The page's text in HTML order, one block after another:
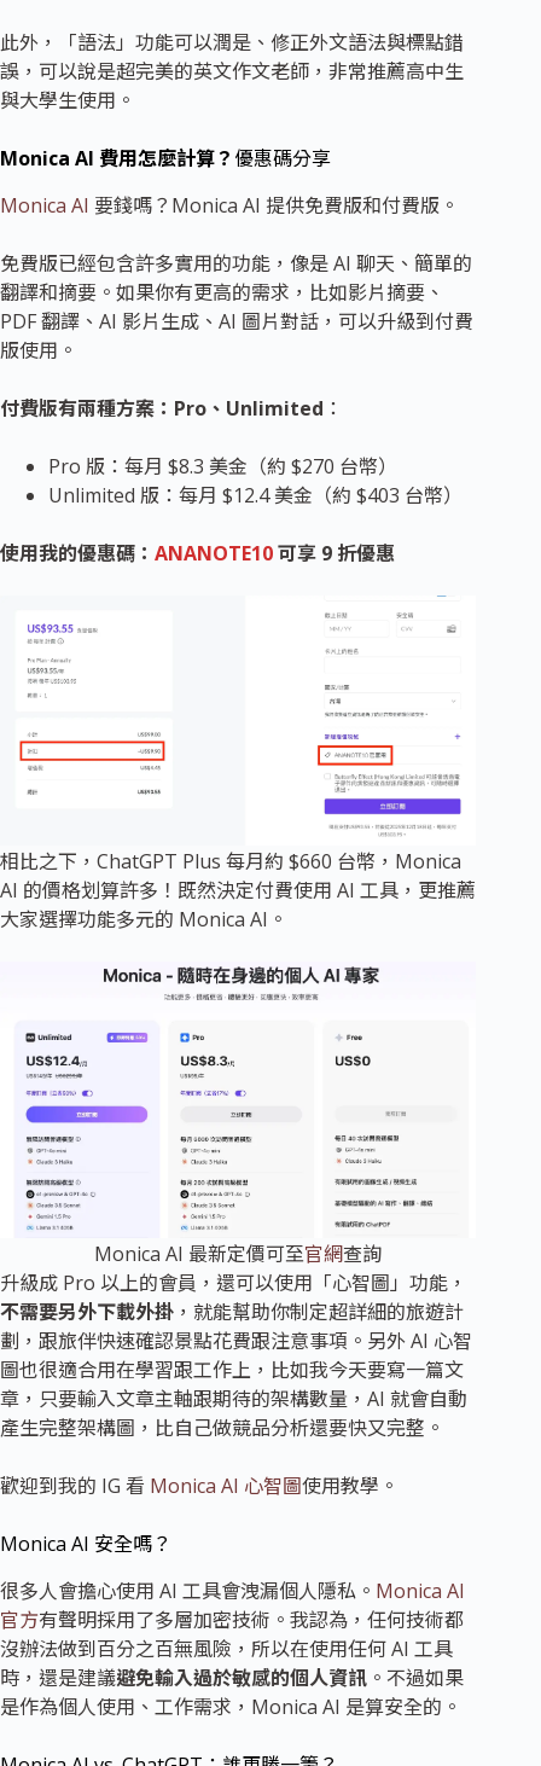
此外，「語法」功能可以潤是、修正外文語法與標點錯
誤，可以說是超完美的英文作文老師，非常推薦高中生
與大學生使用。
Monica AI 費用怎麼計算？ 優惠碼分享
Monica AI 要錢嗎？Monica AI 提供免費版和付費版。
免費版已經包含許多實用的功能，像是 AI 聊天、簡單的
翻譯和摘要。如果你有更高的需求，比如影片摘要、
PDF 翻譯、AI 影片生成、AI 圖片對話，可以升級到付費
版使用。
付費版有兩種方案：Pro、Unlimited ：
Pro 版：每月 $8.3 美金（約 $270 台幣）
Unlimited 版：每月 $12.4 美金（約 $403 台幣）
使用我的優惠碼： ANANOTE10可享 9 折優惠
相比之下，ChatGPT Plus 每月約 $660 台幣，Monica
AI 的價格划算許多！既然決定付費使用 AI 工具，更推薦
大家選擇功能多元的 Monica AI。
Monica AI 最新定價可至官網查詢
升級成 Pro 以上的會員，還可以使用「心智圖」功能，
不需要另外下載外掛 ，就能幫助你制定超詳細的旅遊計
劃，跟旅伴快速確認景點花費跟注意事項。另外 AI 心智
圖也很適合用在學習跟工作上，比如我今天要寫一篇文
章，只要輸入文章主軸跟期待的架構數量，AI 就會自動
產生完整架構圖，比自己做競品分析還要快又完整。
歡迎到我的 IG 看 Monica AI 心智圖使用教學。
Monica AI 安全嗎？
很多人會擔心使用 AI 工具會洩漏個人隱私。 Monica AI
官方有聲明採用了多層加密技術。我認為，任何技術都
沒辦法做到百分之百無風險，所以在使用任何 AI 工具
時，還是建議避免輸入過於敏感的個人資訊 。不過如果
是作為個人使用、工作需求，Monica AI 是算安全的。